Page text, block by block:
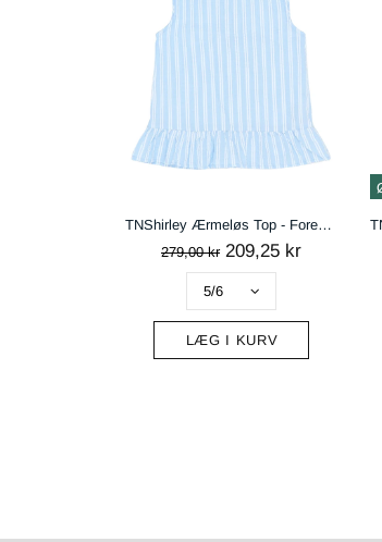
TNShirley Ærmeløs Top - Forever Blue Striped
279,00 kr 209,25 kr
LÆG I KURV